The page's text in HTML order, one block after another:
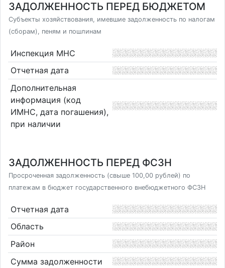
ЗАДОЛЖЕННОСТЬ ПЕРЕД БЮДЖЕТОМ
Субъекты хозяйствования, имевшие задолженность по налогам
(сборам), пеням и пошлинам
Инспекция МНС
Отчетная дата
Дополнительная
информация (код
ИМНС, дата погашения),
при наличии
ЗАДОЛЖЕННОСТЬ ПЕРЕД ФСЗН
Просроченная задолженность (свыше 100,00 рублей) по
платежам в бюджет государственного внебюджетного ФСЗН
Отчетная дата
Область
Район
Сумма задолженности